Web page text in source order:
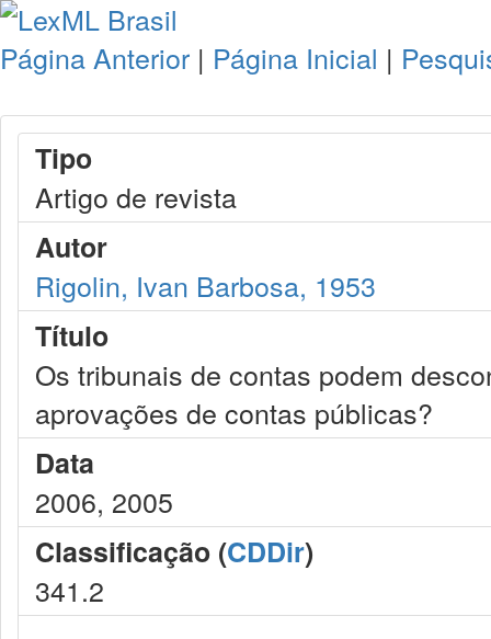
Página Anterior | Página Inicial |
Tipo
Artigo de revista
Autor
Rigolin, Ivan Barbosa, 1953
Título
Os tribunais de contas podem
aprovações de contas públicas?
Data
2006, 2005
Classificação (CDDir)
341.2